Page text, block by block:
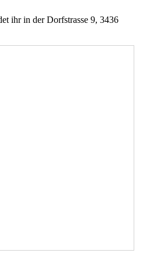
ihr in der Dorfstrasse 9, 3436